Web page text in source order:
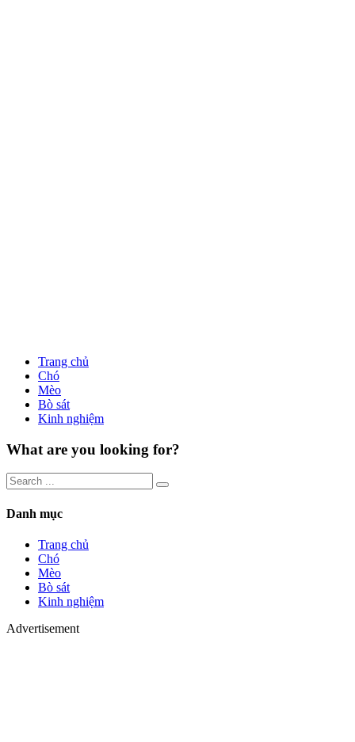
Trang chủ
Chó
Mèo
Bò sát
Kinh nghiệm
What are you looking for?
Danh mục
Trang chủ
Chó
Mèo
Bò sát
Kinh nghiệm
Advertisement